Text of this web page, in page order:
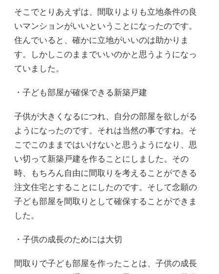
そこでとりあえずは、間取りよりも立地条件の良
いマンションがいいということになったのです。
住んでいると、確かに立地がいいのは助かりま
す。しかしこのままでいいのかと思うようになっ
ていました。
・子ども部屋が確保できる新築戸建
子供が大きくなるにつれ、自分の部屋を欲しがる
ようになったのです。それは当然の事ですね。そ
こでこのままではいけないと思うようになり、思
い切って新築戸建を作ることにしました。その
時、もちろん自由に間取りを考えることができる
注文住宅とすることにしたのです。そして念願の
子ども部屋を間取りとして確保することができま
した。
・子供の成長のためには大切
間取りで子ども部屋を作ったことは、子供の成長